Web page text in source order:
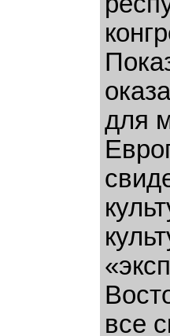
для
все